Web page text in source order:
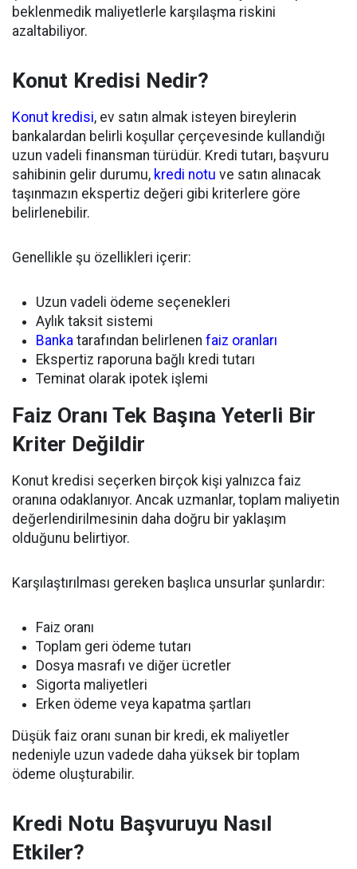
beklenmedik maliyetlerle karşılaşma riskini
azaltabiliyor.
Konut Kredisi Nedir?
Konut kredisi, ev satın almak isteyen bireylerin
bankalardan belirli koşullar çerçevesinde kullandığı
uzun vadeli finansman türüdür. Kredi tutarı, başvuru
sahibinin gelir durumu, kredi notu ve satın alınacak
taşınmazın ekspertiz değeri gibi kriterlere göre
belirlenebilir.
Genellikle şu özellikleri içerir:
Uzun vadeli ödeme seçenekleri
Aylık taksit sistemi
Banka tarafından belirlenen faiz oranları
Ekspertiz raporuna bağlı kredi tutarı
Teminat olarak ipotek işlemi
Faiz Oranı Tek Başına Yeterli Bir
Kriter Değildir
Konut kredisi seçerken birçok kişi yalnızca faiz
oranına odaklanıyor. Ancak uzmanlar, toplam maliyetin
değerlendirilmesinin daha doğru bir yaklaşım
olduğunu belirtiyor.
Karşılaştırılması gereken başlıca unsurlar şunlardır:
Faiz oranı
Toplam geri ödeme tutarı
Dosya masrafı ve diğer ücretler
Sigorta maliyetleri
Erken ödeme veya kapatma şartları
Düşük faiz oranı sunan bir kredi, ek maliyetler
nedeniyle uzun vadede daha yüksek bir toplam
ödeme oluşturabilir.
Kredi Notu Başvuruyu Nasıl
Etkiler?